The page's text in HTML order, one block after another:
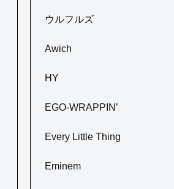
ウルフルズ
Awich
HY
EGO-WRAPPIN’
Every Little Thing
Eminem